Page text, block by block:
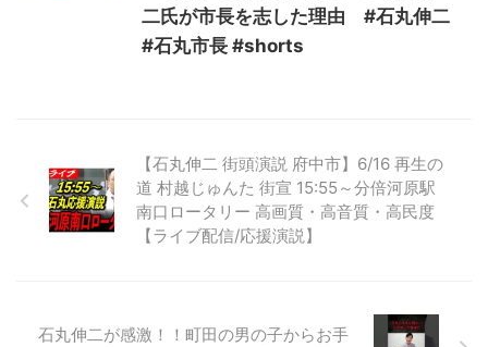
二氏が市長を志した理由 #石丸伸二
#石丸市長 #shorts
【石丸伸二 街頭演説 府中市】6/16 再生の
道 村越じゅんた 街宣 15:55～分倍河原駅
南口ロータリー 高画質・高音質・高民度
【ライブ配信/応援演説】
石丸伸二が感激！！町田の男の子からお手